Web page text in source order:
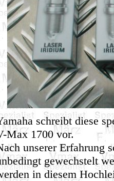
schreibt diese
Max 1700 vor.
unserer Erfahrung
gewechstelt
in diesem